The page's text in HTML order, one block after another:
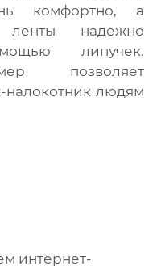
комфортно, а
ленты надежно
липучек.
позволяет
налокотник людям
интернет-